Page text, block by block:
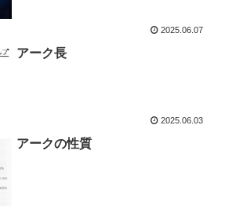
2025.06.07
アーク長
2025.06.03
アークの性質